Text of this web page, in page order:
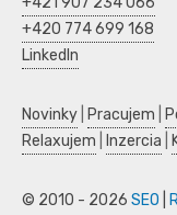
+420 774 699 168
LinkedIn
Novinky Pracujem
Relaxujem
Inzercia
© 2010 - 2026 SEO